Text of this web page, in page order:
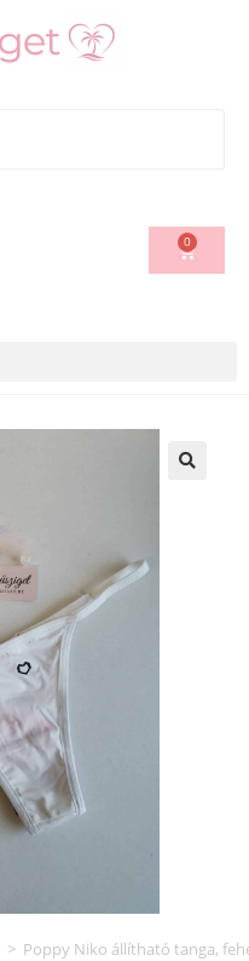
0
> Poppy Niko állítható tanga,